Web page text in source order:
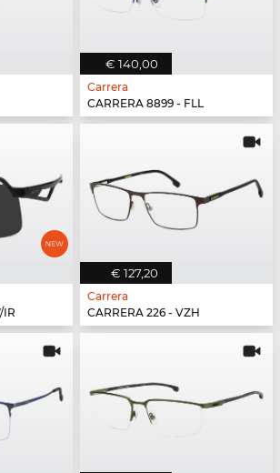
€ 140,00
Carrera
CARRERA 8899 - FLL
IR
€ 127,20
Carrera
CARRERA 226 - VZH